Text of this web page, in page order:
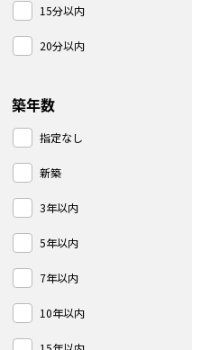
15分以内
20分以内
築年数
指定なし
新築
3年以内
5年以内
7年以内
10年以内